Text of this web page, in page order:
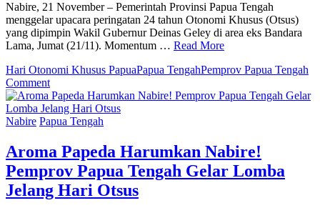
Nabire, 21 November – Pemerintah Provinsi Papua Tengah
menggelar upacara peringatan 24 tahun Otonomi Khusus (Otsus)
yang dipimpin Wakil Gubernur Deinas Geley di area eks Bandara
Lama, Jumat (21/11). Momentum … Read More
Hari Otonomi Khusus PapuaPapua TengahPemprov Papua Tengah
Commenton
Pemerintah
Papua
Tengah
Upacara
24
Tahun
Otonomi
Khusus,
Nabire Papua Tengah
Aroma Papeda Harumkan Nabire!
Pemprov Papua Tengah Gelar Lomba
Jelang Hari Otsus